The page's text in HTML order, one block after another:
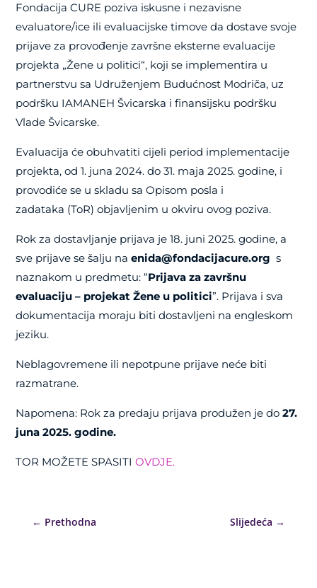
Fondacija CURE poziva iskusne i nezavisne
evaluatore/ice ili evaluacijske timove da dostave svoje
prijave za provođenje završne eksterne evaluacije
projekta „Žene u politici“, koji se implementira u
partnerstvu sa Udruženjem Budućnost Modriča, uz
podršku IAMANEH Švicarska i finansijsku podršku
Vlade Švicarske.
Evaluacija će obuhvatiti cijeli period implementacije
projekta, od 1. juna 2024. do 31. maja 2025. godine, i
provodiće se u skladu sa Opisom posla i
zadataka (ToR) objavljenim u okviru ovog poziva.
Rok za dostavljanje prijava je 18. juni 2025. godine, a
sve prijave se šalju naenida@fondacijacure.org s
naznakom u predmetu: “Prijava za završnu
evaluaciju – projekat Žene u politici”. Prijava i sva
dokumentacija moraju biti dostavljeni na engleskom
jeziku.
Neblagovremene ili nepotpune prijave neće biti
razmatrane.
Napomena: Rok za predaju prijava produžen je do27.
juna 2025. godine.
TOR MOŽETE SPASITIOVDJE.
← Prethodna Slijedeća →